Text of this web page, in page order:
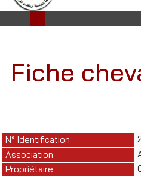
Fiche
N° Identification
Association
Propriétaire